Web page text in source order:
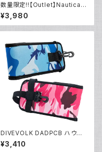
数量限定!!【Outlet】Nauticam
NA ハウジングキャリングバッグ
MS
¥3,980
DIVEVOLK DADPCB ハウジ
ング専用ケース [70180/7018
1]
¥3,410